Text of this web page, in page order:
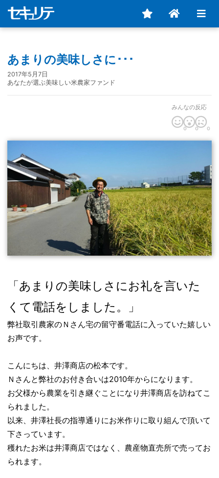
あまりの美味しさに･･･
2017年5月7日
あなたが選ぶ美味しい米農家ファンド
みんなの反応
0 0 0
「あまりの美味しさにお礼を言いた
くて電話をしました。」
弊社取引農家のＮさん宅の留守番電話に入っていた嬉しい
お声です。
こんにちは、井澤商店の松本です。
Ｎさんと弊社のお付き合いは2010年からになります。
お父様から農業を引き継ぐことになり井澤商店を訪ねてこ
られました。
以来、井澤社長の指導通りにお米作りに取り組んで頂いて
下さっています。
穫れたお米は井澤商店ではなく、農産物直売所で売ってお
られます。